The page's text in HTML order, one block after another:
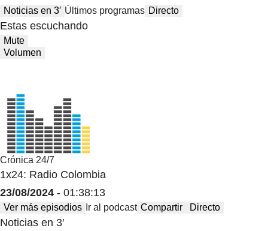
Noticias en 3′ Últimos programas Directo
Estas escuchando
Mute
Volumen
Crónica 24/7
1x24: Radio Colombia
23/08/2024 - 01:38:13
Ver más episodios Ir al podcast Compartir Directo
Noticias en 3′